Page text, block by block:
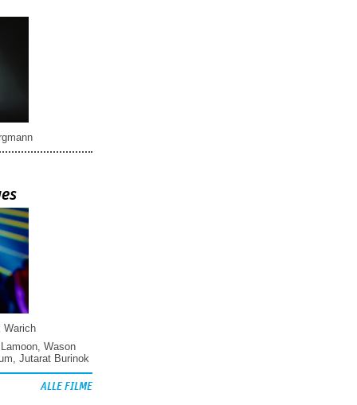
Warich
Wason
Jutarat Burinok
ALLE FILME